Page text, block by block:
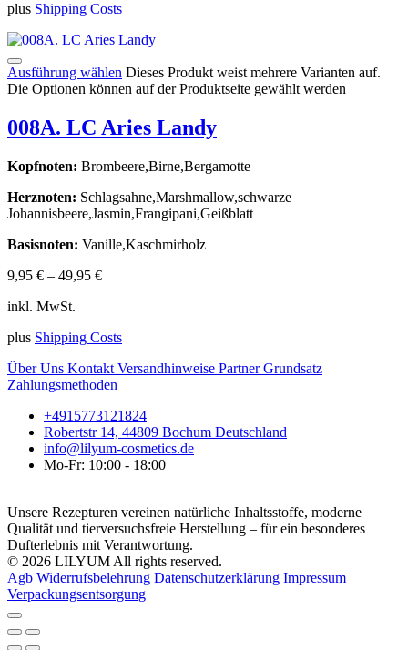
plus Shipping Costs
Ausführung wählen Dieses Produkt weist mehrere Varianten auf.
Die Optionen können auf der Produktseite gewählt werden
008A. LC Aries Landy
Kopfnoten: Brombeere,Birne,Bergamotte
Herznoten: Schlagsahne,Marshmallow,schwarze
Johannisbeere,Jasmin,Frangipani,Geißblatt
Basisnoten: Vanille,Kaschmirholz
9,95 € – 49,95 €
inkl. MwSt.
plus Shipping Costs
Über Uns Kontakt Versandhinweise PartnerGrundsatz
Zahlungsmethoden
+4915773121824
Robertstr 14, 44809 Bochum Deutschland
info@lilyum-cosmetics.de
Mo-Fr: 10:00 - 18:00
Unsere Rezepturen vereinen natürliche Inhaltsstoffe, moderne
Qualität und tierversuchsfreie Herstellung – für ein besonderes
Dufterlebnis mit Verantwortung.
© 2026 LILYUM All rights reserved.
Agb Widerrufsbelehrung Datenschutzerklärung Impressum
Verpackungsentsorgung